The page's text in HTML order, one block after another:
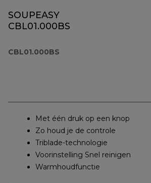
SOUPEASY
CBL01.000BS
CBL01.000BS
Met één druk op een knop
Zo houd je de controle
Triblade-technologie
Voorinstelling Snel reinigen
Warmhoudfunctie